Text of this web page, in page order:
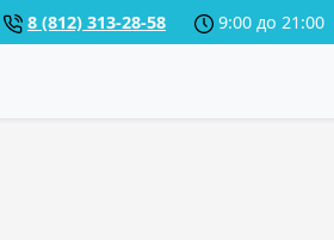
8 (812) 313-28-58 9:00 до 21:00